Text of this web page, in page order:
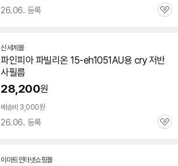
26.06. 등록
관
신세계몰
파인피아 파빌리온 15-eh1051AU용 cry 저반
사필름
28,200원
배송비 3,000원
26.06. 등록
관
이마트인터넷쇼핑몰